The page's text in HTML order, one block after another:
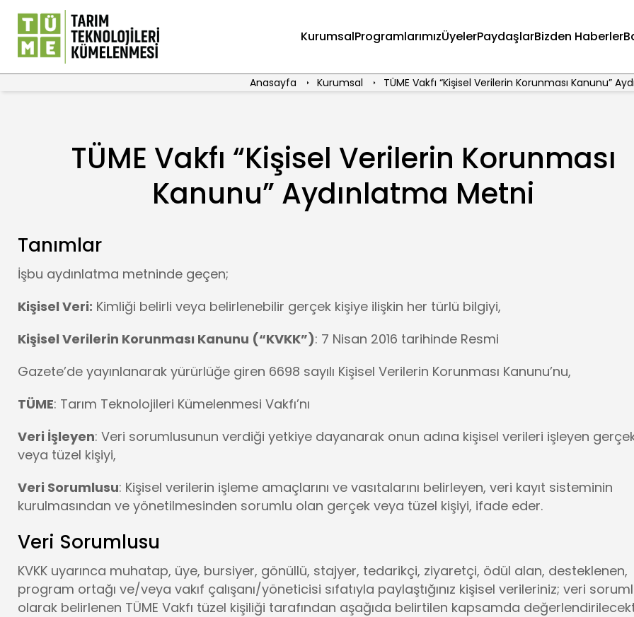
KurumsalProgramlarımızÜyelerPaydaşlarBizden Haberler
Anasayfa Kurumsal TÜME Vakfı “Kişisel Verilerin Korunması Kanunu”
TÜME Vakfı “Kişisel Verilerin Korunması
Kanunu” Aydınlatma Metni
Tanımlar
İşbu aydınlatma metninde geçen;
Kişisel Veri: Kimliği belirli veya belirlenebilir gerçek kişiye ilişkin her türlü bilgiyi,
Kişisel Verilerin Korunması Kanunu (“KVKK”): 7 Nisan 2016 tarihinde Resmi
Gazete’de yayınlanarak yürürlüğe giren 6698 sayılı Kişisel Verilerin Korunması Kanunu’nu,
TÜME: Tarım Teknolojileri Kümelenmesi Vakfı’nı
Veri İşleyen: Veri sorumlusunun verdiği yetkiye dayanarak onun adına kişisel verileri işleyen
veya tüzel kişiyi,
Veri Sorumlusu: Kişisel verilerin işleme amaçlarını ve vasıtalarını belirleyen, veri kayıt sisteminin
kurulmasından ve yönetilmesinden sorumlu olan gerçek veya tüzel kişiyi, ifade eder.
Veri Sorumlusu
KVKK uyarınca muhatap, üye, bursiyer, gönüllü, stajyer, tedarikçi, ziyaretçi, ödül alan, desteklenen,
program ortağı ve/veya vakıf çalışanı/yöneticisi sıfatıyla paylaştığınız kişisel verileriniz; veri
olarak belirlenen TÜME Vakfı tüzel kişiliği tarafından aşağıda belirtilen kapsamda